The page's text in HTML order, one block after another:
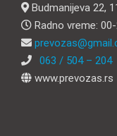
Budmanijeva 22,
Radno vreme:
063 / 504 – 204
www.prevozas.rs